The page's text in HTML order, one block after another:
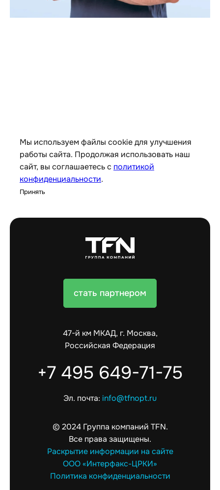
Мы используем файлы cookie для улучшения
работы сайта. Продолжая использовать наш
сайт, вы соглашаетесь с политикой
конфиденциальности.
Принять
стать партнером
+7 495 649-71-75
Эл. почта: info@tfnopt.ru
47-й км МКАД, г. Москва,
Российская Федерация
© 2024 Группа компаний TFN.
Все права защищены.
Раскрытие информации на сайте
ООО «Интерфакс-ЦРКИ»
Политика конфиденциальности